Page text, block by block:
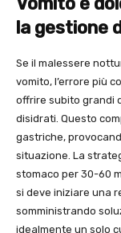
la gestione
Se il malessere
vomito, l’errore più
offrire subito grandi
disidrati. Questo
gastriche,
situazione. La
stomaco per 30-60
si deve iniziare una
somministrando
idealmente un solo